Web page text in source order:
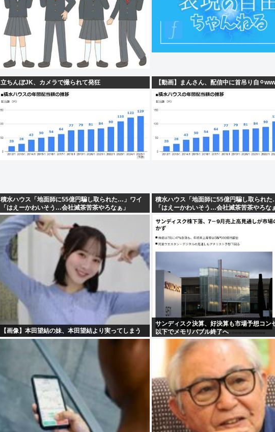
立ちんぼJK、カメラで撮られて発狂 【動画】まんさん、配信中に首吊り自
積水ハウス「地面師に55億円騙し取られた…」ワイ
「はえーかわいそう…会社滅茶苦茶やろなぁ」
積水ハウス「地面師に55億円騙し取られ
「はえーかわいそう…会社滅茶苦茶やろな
【画像】本田望結の妹、本田望結より実ってしまう
サンディスク決算、好決算も市場予想コン
以下でメモリバブル終了へ